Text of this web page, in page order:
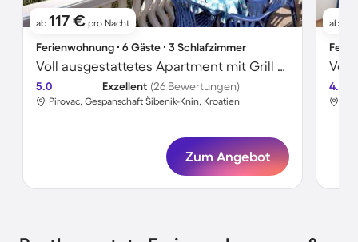
ab 117 € pro Nacht
Ferienwohnung ∙ 6 Gäste ∙ 3 Schlafzimmer
Voll ausgestattetes Apartment mit Grill und Garten | Meerblick | Nah am Strand
5.0 Exzellent (26 Bewertungen)
Pirovac, Gespanschaft Šibenik-Knin, Kroatien
Zum Angebot
ab
4.4